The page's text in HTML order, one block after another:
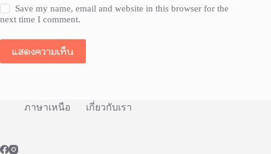
Save my name, email and website in this browser for the
next time I comment.
แสดงความเห็น
ภาษาเหนือ เกี่ยวกับเรา